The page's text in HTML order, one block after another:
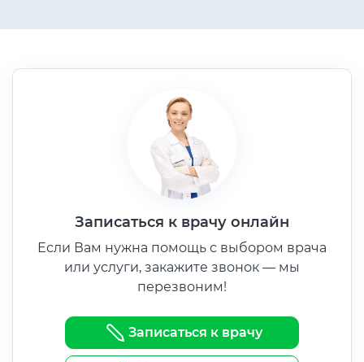
Записаться к врачу онлайн
Если Вам нужна помощь с выбором врача
или услуги, закажите звонок — мы
перезвоним!
Записаться к врачу